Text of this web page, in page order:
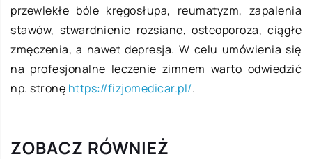
przewlekłe bóle kręgosłupa, reumatyzm, zapalenia
stawów, stwardnienie rozsiane, osteoporoza, ciągłe
zmęczenia, a nawet depresja. W celu umówienia się
na profesjonalne leczenie zimnem warto odwiedzić
np. stronę https://fizjomedicar.pl/.
ZOBACZ RÓWNIEŻ